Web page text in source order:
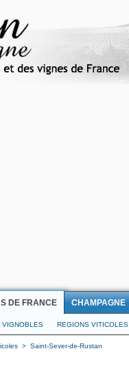
DE FRANCE CHAMPAGNE
VIGNOBLES REGIONS VITICOLES
> Saint-Sever-de-Rustan